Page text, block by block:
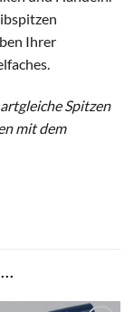
Ihrer
Spitzen
mit dem